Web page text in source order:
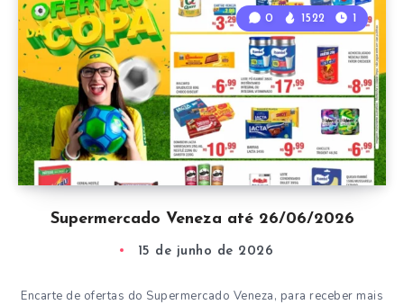
Supermercado Veneza até 26/06/2026
0 1522 1
15 de junho de 2026
Encarte de ofertas do Supermercado Veneza, para receber mais